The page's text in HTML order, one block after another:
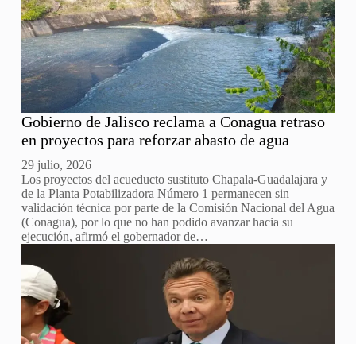
Gobierno de Jalisco reclama a Conagua retraso
en proyectos para reforzar abasto de agua
29 julio, 2026
Los proyectos del acueducto sustituto Chapala-Guadalajara y
de la Planta Potabilizadora Número 1 permanecen sin
validación técnica por parte de la Comisión Nacional del Agua
(Conagua), por lo que no han podido avanzar hacia su
ejecución, afirmó el gobernador de…